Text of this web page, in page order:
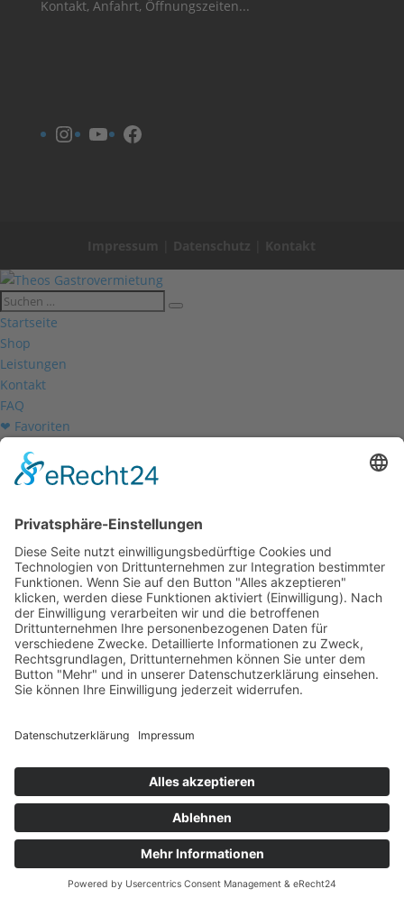
Kontakt, Anfahrt, Öffnungszeiten...
Instagram
YouTubeFacebook
Impressum Datenschutz Kontakt
Startseite
Shop
Leistungen
Kontakt
FAQ
❤ Favoriten
Mein Konto
Betriebsferien
Wir befinden uns vom
19.12.2025 bis einschließlich 07.01.2026
in unseren Betriebsferien.
In dieser Zeit werden Anfragen
weiterhin bearbeitet, allerdings
kann es zu Verzögerungen bei der